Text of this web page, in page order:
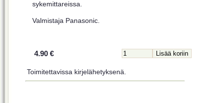
sykemittareissa.
Valmistaja Panasonic.
4.90 €
Toimitettavissa kirjelähetyksenä.